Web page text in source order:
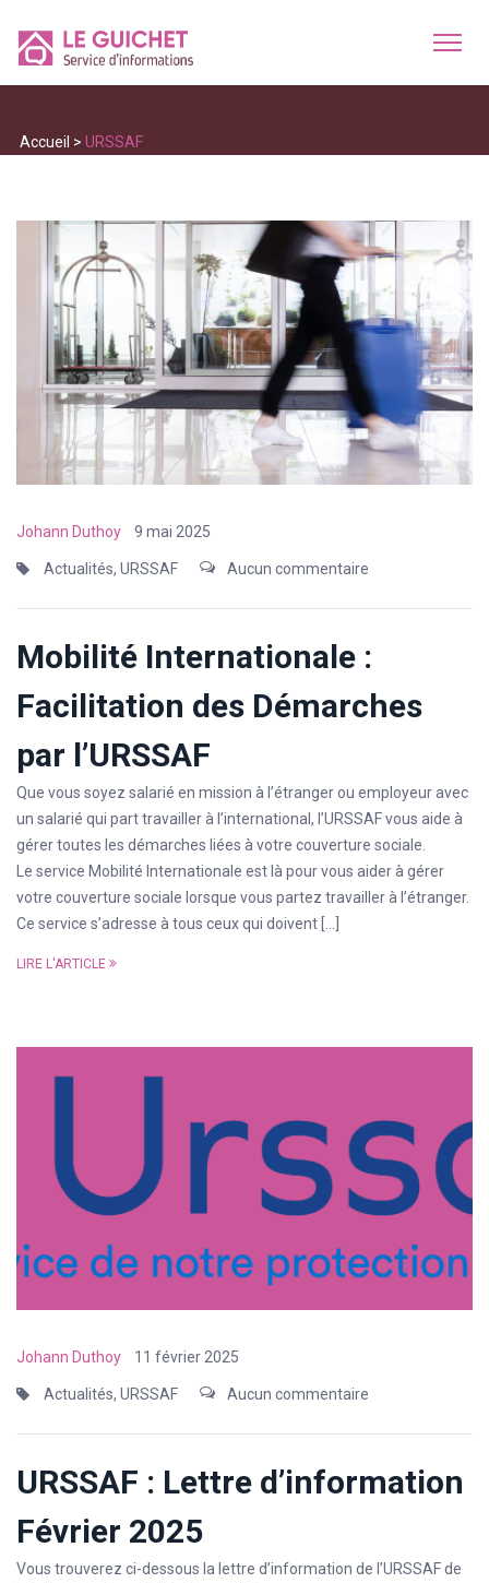
Accueil > URSSAF
Johann Duthoy 9 mai 2025
Actualités, URSSAF Aucun commentaire
Mobilité Internationale :
Facilitation des Démarches
par l’URSSAF
Que vous soyez salarié en mission à l’étranger ou employeur avec
un salarié qui part travailler à l’international, l’URSSAF vous aide à
gérer toutes les démarches liées à votre couverture sociale.
Le service Mobilité Internationale est là pour vous aider à gérer
votre couverture sociale lorsque vous partez travailler à l’étranger.
Ce service s’adresse à tous ceux qui doivent […]
LIRE L'ARTICLE
Johann Duthoy 11 février 2025
Actualités, URSSAF Aucun commentaire
URSSAF : Lettre d’information
Février 2025
Vous trouverez ci-dessous la lettre d’information de l’URSSAF de